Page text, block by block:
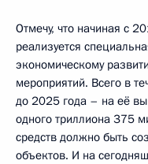
Отмечу, что начиная с
реализуется
экономическому
мероприятий. Всего в
до 2025 года – на её
одного триллиона 375
средств должно быть
объектов. И на